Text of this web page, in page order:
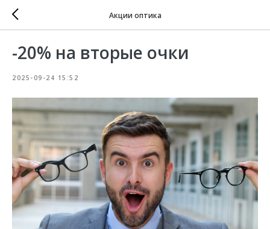
Акции оптика
-20% на вторые очки
2025-09-24 15:52